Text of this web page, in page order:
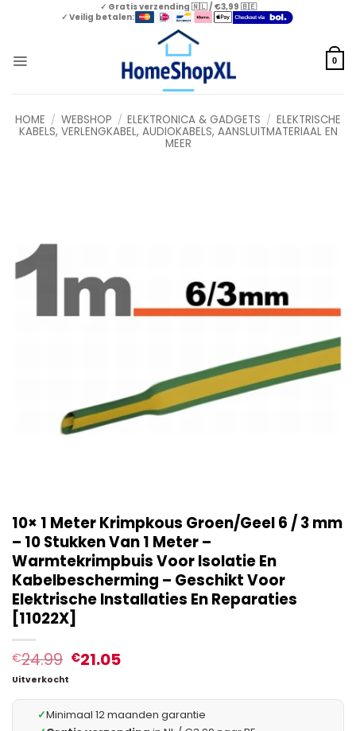
✓ Gratis verzending 🇳🇱 / €3,99 🇧🇪
✓ Veilig betalen:
0
HOME / WEBSHOP / ELEKTRONICA & GADGETS / ELEKTRISCHE
KABELS, VERLENGKABEL, AUDIOKABELS, AANSLUITMATERIAAL EN
MEER
10× 1 Meter Krimpkous Groen/Geel 6 / 3 mm
– 10 Stukken Van 1 Meter –
Warmtekrimpbuis Voor Isolatie En
Kabelbescherming – Geschikt Voor
Elektrische Installaties En Reparaties
[11022X]
€24.99 €21.05
Uitverkocht
✓Minimaal 12 maanden garantie